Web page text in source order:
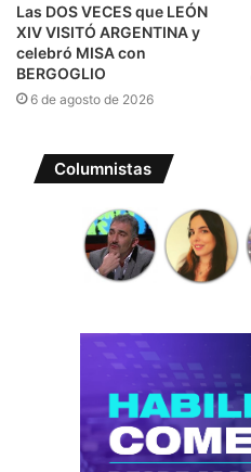
Las DOS VECES que LEÓN
XIV VISITÓ ARGENTINA y
celebró MISA con
BERGOGLIO
6 de agosto de 2026
Columnistas